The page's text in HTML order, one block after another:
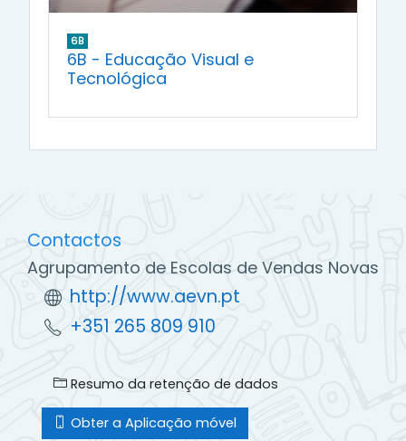
6B
6B - Educação Visual e
Tecnológica
Contactos
Agrupamento de Escolas de Vendas Novas
http://www.aevn.pt
+351 265 809 910
Resumo da retenção de dados
Obter a Aplicação móvel